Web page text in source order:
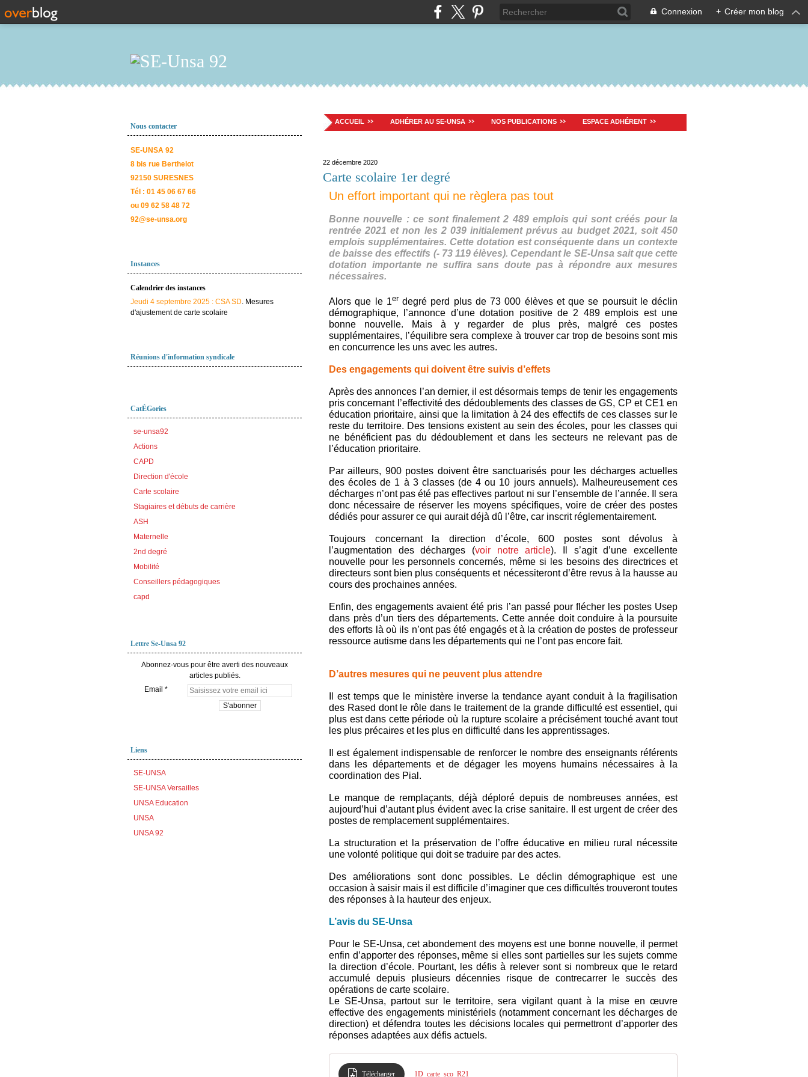
Connexion + Créer mon blog
Nous contacter
SE-UNSA 92
8 bis rue Berthelot
92150 SURESNES
Tél : 01 45 06 67 66
ou 09 62 58 48 72
92@se-unsa.org
Instances
Calendrier des instances
Jeudi 4 septembre 2025 : CSA SD. Mesures
d'ajustement de carte scolaire
Réunions d'information syndicale
CatÉGories
se-unsa92
Actions
CAPD
Direction d'école
Carte scolaire
Stagiaires et débuts de carrière
ASH
Maternelle
2nd degré
Mobilité
Conseillers pédagogiques
capd
Lettre Se-Unsa 92
Abonnez-vous pour être averti des nouveaux
articles publiés.
Email
Liens
SE-UNSA
SE-UNSA Versailles
UNSA Education
UNSA
UNSA 92
ACCUEIL ADHÉRER AU SE-UNSA NOS PUBLICATIONS ESPACE ADHÉRENT
22 décembre 2020
Carte scolaire 1er degré
Un effort important qui ne règlera pas tout
Bonne nouvelle : ce sont finalement 2 489 emplois qui sont créés pour la
rentrée 2021 et non les 2 039 initialement prévus au budget 2021, soit 450
emplois supplémentaires. Cette dotation est conséquente dans un contexte
de baisse des effectifs (- 73 119 élèves). Cependant le SE-Unsa sait que cette
dotation importante ne suffira sans doute pas à répondre aux mesures
nécessaires.
Alors que le 1er degré perd plus de 73 000 élèves et que se poursuit le déclin
démographique, l’annonce d’une dotation positive de 2 489 emplois est une
bonne nouvelle. Mais à y regarder de plus près, malgré ces postes
supplémentaires, l’équilibre sera complexe à trouver car trop de besoins sont mis
en concurrence les uns avec les autres.
Des engagements qui doivent être suivis d’effets
Après des annonces l’an dernier, il est désormais temps de tenir les engagements
pris concernant l’effectivité des dédoublements des classes de GS, CP et CE1 en
éducation prioritaire, ainsi que la limitation à 24 des effectifs de ces classes sur le
reste du territoire. Des tensions existent au sein des écoles, pour les classes qui
ne bénéficient pas du dédoublement et dans les secteurs ne relevant pas de
l’éducation prioritaire.
Par ailleurs, 900 postes doivent être sanctuarisés pour les décharges actuelles
des écoles de 1 à 3 classes (de 4 ou 10 jours annuels). Malheureusement ces
décharges n’ont pas été pas effectives partout ni sur l’ensemble de l’année. Il sera
donc nécessaire de réserver les moyens spécifiques, voire de créer des postes
dédiés pour assurer ce qui aurait déjà dû l’être, car inscrit réglementairement.
Toujours concernant la direction d’école, 600 postes sont dévolus à
l’augmentation des décharges (voir notre article). Il s’agit d’une excellente
nouvelle pour les personnels concernés, même si les besoins des directrices et
directeurs sont bien plus conséquents et nécessiteront d’être revus à la hausse au
cours des prochaines années.
Enfin, des engagements avaient été pris l’an passé pour flécher les postes Usep
dans près d’un tiers des départements. Cette année doit conduire à la poursuite
des efforts là où ils n’ont pas été engagés et à la création de postes de professeur
ressource autisme dans les départements qui ne l’ont pas encore fait.
D’autres mesures qui ne peuvent plus attendre
Il est temps que le ministère inverse la tendance ayant conduit à la fragilisation
des Rased dont le rôle dans le traitement de la grande difficulté est essentiel, qui
plus est dans cette période où la rupture scolaire a précisément touché avant tout
les plus précaires et les plus en difficulté dans les apprentissages.
Il est également indispensable de renforcer le nombre des enseignants référents
dans les départements et de dégager les moyens humains nécessaires à la
coordination des Pial.
Le manque de remplaçants, déjà déploré depuis de nombreuses années, est
aujourd’hui d’autant plus évident avec la crise sanitaire. Il est urgent de créer des
postes de remplacement supplémentaires.
La structuration et la préservation de l’offre éducative en milieu rural nécessite
une volonté politique qui doit se traduire par des actes.
Des améliorations sont donc possibles. Le déclin démographique est une
occasion à saisir mais il est difficile d’imaginer que ces difficultés trouveront toutes
des réponses à la hauteur des enjeux.
L’avis du SE-Unsa
Pour le SE-Unsa, cet abondement des moyens est une bonne nouvelle, il permet
enfin d’apporter des réponses, même si elles sont partielles sur les sujets comme
la direction d’école. Pourtant, les défis à relever sont si nombreux que le retard
accumulé depuis plusieurs décennies risque de contrecarrer le succès des
opérations de carte scolaire.
Le SE-Unsa, partout sur le territoire, sera vigilant quant à la mise en œuvre
effective des engagements ministériels (notamment concernant les décharges de
direction) et défendra toutes les décisions locales qui permettront d’apporter des
réponses adaptées aux défis actuels.
Télécharger 1D_carte_sco_R21